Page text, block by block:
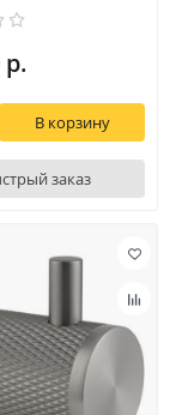
р.
В корзину
заказ